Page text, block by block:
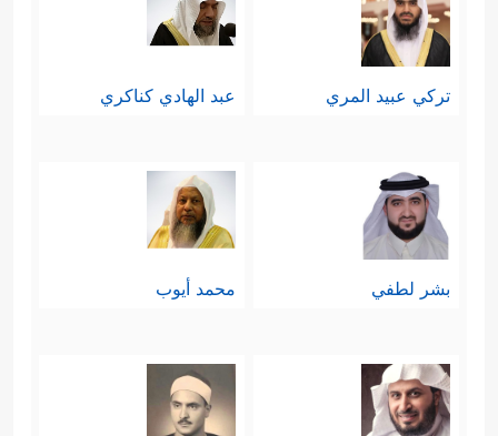
تركي عبيد المري عبد الهادي كناكري
بشر لطفي محمد أيوب